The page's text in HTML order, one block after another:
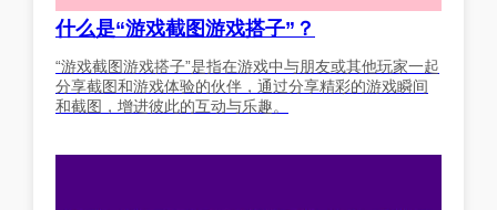
什么是“游戏截图游戏搭子”？
“游戏截图游戏搭子”是指在游戏中与朋友或其他玩家一起
分享截图和游戏体验的伙伴，通过分享精彩的游戏瞬间
和截图，增进彼此的互动与乐趣。